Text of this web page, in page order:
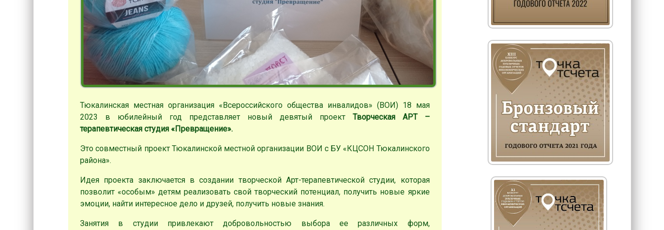
Тюкалинская местная организация «Всероссийского общества инвалидов» (ВОИ) 18 мая
2023 в юбилейный год представляет новый девятый проект Творческая АРТ –
терапевтическая студия «Превращение».
Это совместный проект Тюкалинской местной организации ВОИ с БУ «КЦСОН Тюкалинского
района».
Идея проекта заключается в создании творческой Арт-терапевтической студии, которая
позволит «особым» детям реализовать свой творческий потенциал, получить новые яркие
эмоции, найти интересное дело и друзей, получить новые знания.
Занятия в студии привлекают добровольностью выбора ее различных форм,